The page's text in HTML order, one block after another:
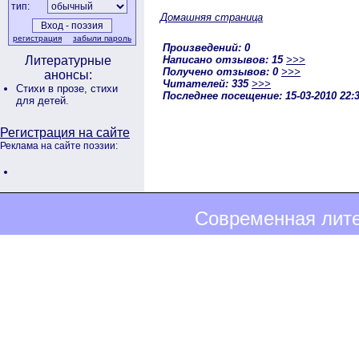
тип:
регистрация забыли пароль
Литературные
анонсы:
Стихи в прозе, стихи
для детей.
Регистрация на сайте
Реклама на сайте поэзии:
Домашняя страница
Произведений: 0
Написано отзывов: 15 >>>
Получено отзывов: 0 >>>
Читателей: 335 >>>
Последнее посещение: 15-03-2010
Современная